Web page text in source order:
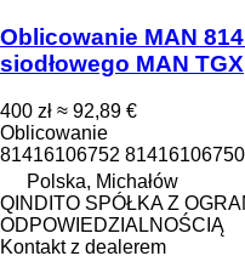
Oblicowanie MAN
siodłowego MAN TGX
400 zł ≈ 92,89 €
Oblicowanie
81416106752
Polska, Michałów
QINDITO SPÓŁKA Z
ODPOWIEDZIALNOŚCIĄ
Kontakt z dealerem